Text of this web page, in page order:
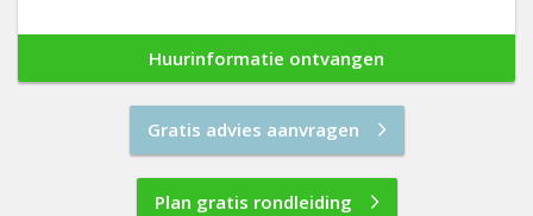
Huurinformatie ontvangen
Gratis advies aanvragen
Plan gratis rondleiding